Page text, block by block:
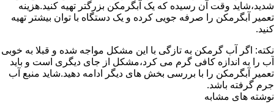
شدید،شاید وقت آن رسیده که یک آبگرمکن بزرگتر تهیه کنید.هزینه
تعمیر آبگرمکن را صرفه جویی کرده و یک دستگاه با توان بیشتر تهیه
کنید.
نکته: اگر آب گرمکن به تازگی با این مشکل مواجه شده و قبلا به خوبی
آب را به اندازه کافی گرم می کرد،مشکل از جای دیگری است و باید
تعمیر آبگرمکن را با بررسی بخش های دیگر ادامه دهید.شاید منبع آب
جرم گرفته باشد.
نوشته های مشابه